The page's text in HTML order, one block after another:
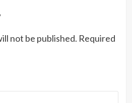
not be published. Required